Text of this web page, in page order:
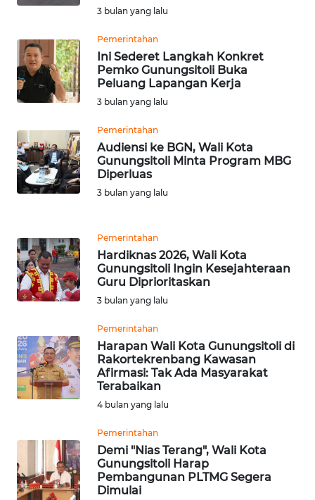
3 bulan yang lalu
Pemerintahan
Ini Sederet Langkah Konkret
Pemko Gunungsitoli Buka
Peluang Lapangan Kerja
3 bulan yang lalu
Pemerintahan
Audiensi ke BGN, Wali Kota
Gunungsitoli Minta Program MBG
Diperluas
3 bulan yang lalu
Pemerintahan
Hardiknas 2026, Wali Kota
Gunungsitoli Ingin Kesejahteraan
Guru Diprioritaskan
3 bulan yang lalu
Pemerintahan
Harapan Wali Kota Gunungsitoli di
Rakortekrenbang Kawasan
Afirmasi: Tak Ada Masyarakat
Terabaikan
4 bulan yang lalu
Pemerintahan
Demi "Nias Terang", Wali Kota
Gunungsitoli Harap
Pembangunan PLTMG Segera
Dimulai
WN
BEKASI
BOGOR
WN
DEPOK
TAPANULI
UTARA
WN
WN
PADANG
LAWAS
WN
CIANJUR